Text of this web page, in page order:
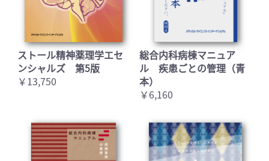
ストール精神薬理学エセ
ンシャルズ 第5版
￥13,750
総合内科病棟マニュア
ル 疾患ごとの管理（青
本）
￥6,160